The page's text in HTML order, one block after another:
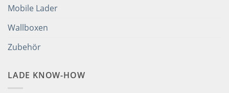
Mobile Lader
Wallboxen
Zubehör
LADE KNOW-HOW